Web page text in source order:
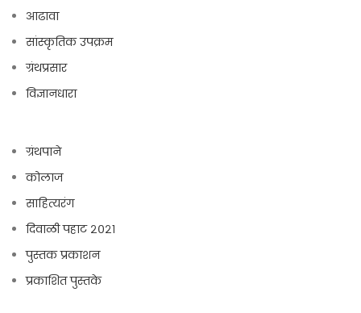
आढावा
सांस्कृतिक उपक्रम
ग्रंथप्रसार
विज्ञानधारा
ग्रंथपाने
कोलाज
साहित्यरंग
दिवाळी पहाट २०२१
पुस्तक प्रकाशन
प्रकाशित पुस्तके